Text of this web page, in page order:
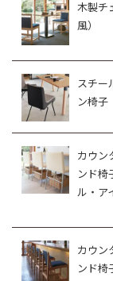
木製チ
風）
スチー
ン椅子
カウン
ンド椅
ル・ア
カウン
ンド椅